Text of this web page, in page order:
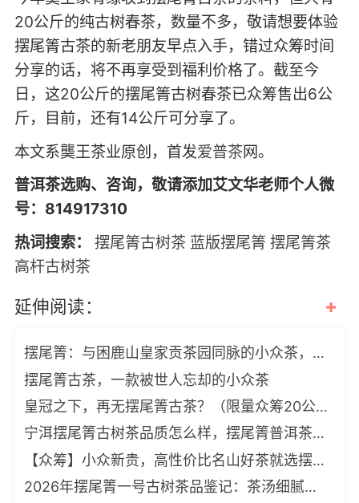
20公斤的纯古树春茶，数量不多，敬请想要体验
摆尾箐古茶的新老朋友早点入手，错过众筹时间
分享的话，将不再享受到福利价格了。截至今
日，这20公斤的摆尾箐古树春茶已众筹售出6公
斤，目前，还有14公斤可分享了。
本文系龑王茶业原创，首发爱普茶网。
普洱茶选购、咨询，敬请添加艾文华老师个人微
号：814917310
热词搜索：
摆尾箐古树茶 蓝版摆尾箐 摆尾箐茶
高杆古树茶
延伸阅读： +
摆尾箐：与困鹿山皇家贡茶园同脉的小众茶，你喝过么？
摆尾箐古茶，一款被世人忘却的小众茶
皇冠之下，再无摆尾箐古茶？（限量众筹20公斤）
宁洱摆尾箐古树茶品质怎么样，摆尾箐普洱茶价格如何呢？
【众筹】小众新贵，高性价比名山好茶就选摆尾箐古茶
2026年摆尾箐一号古树茶品鉴记：茶汤细腻，蜜甜留香，体感明显